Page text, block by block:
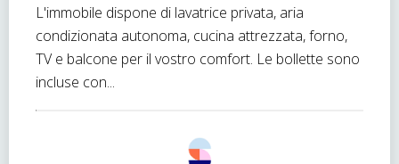
L'immobile dispone di lavatrice privata, aria
condizionata autonoma, cucina attrezzata, forno,
TV e balcone per il vostro comfort. Le bollette sono
incluse con...